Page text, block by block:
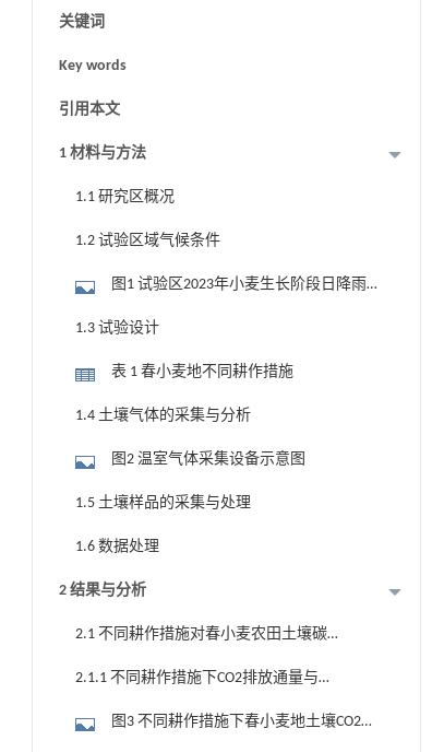
关键词
Key words
引用本文
1 材料与方法
1.1 研究区概况
1.2 试验区域气候条件
图1 试验区2023年小麦生长阶段日降雨
量及日平均气温变化
1.3 试验设计
表 1 春小麦地不同耕作措施
1.4 土壤气体的采集与分析
图2 温室气体采集设备示意图
1.5 土壤样品的采集与处理
1.6 数据处理
2 结果与分析
2.1 不同耕作措施对春小麦农田土壤碳
通量排放的影响
2.1.1 不同耕作措施下CO2排放通量与累
积排放量动态分析
图3 不同耕作措施下春小麦地土壤CO2排